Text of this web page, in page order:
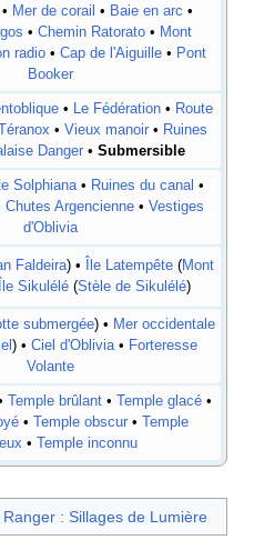
• Mer de corail • Baie en arc •
• Chemin Ratorato • Mont
radio• Cap de l'Aiguille• Pont
Booker
• Le Fédération• Route
• Vieux manoir• Ruines
Danger • Submersible
Solphiana• Ruines du canal •
Chutes Argencienne • Vestiges
d'Oblivia
Faldeira) • Île Latempête(Mont
Île Sikulélé(Stèle de Sikulélé)
submergée) • Mer occidentale
) • Ciel d'Oblivia• Forteresse
Volante
Temple brûlant• Temple glacé•
• Temple obscur •
Temple
• Temple inconnu
: Sillages de Lumière